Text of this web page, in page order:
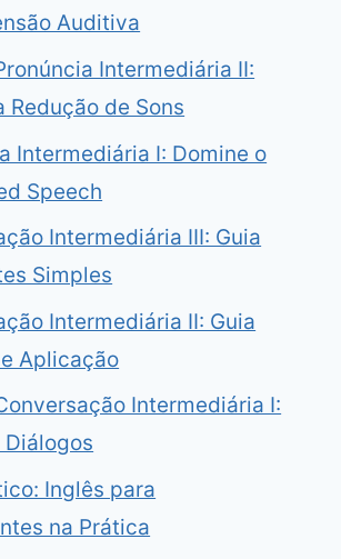
Auditiva
Intermediária II:
Redução de Sons
Intermediária I: Domine o
Speech
Intermediária III: Guia
Simples
Intermediária II: Guia
Aplicação
Intermediária I:
Inglês para
na Prática